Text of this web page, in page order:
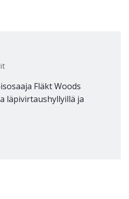
Fläkt Woods
läpivirtaushyllyillä ja